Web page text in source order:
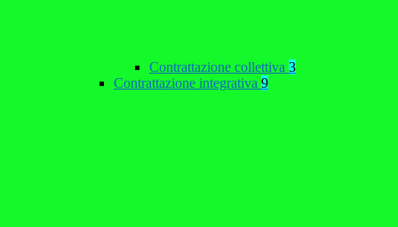
Contrattazione collettiva 3
Contrattazione integrativa 9